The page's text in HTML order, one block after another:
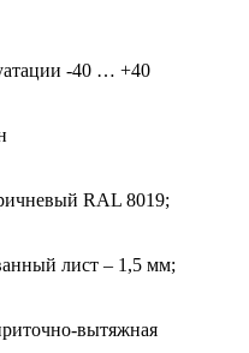
-40 … +40
RAL 8019;
лист – 1,5 мм;
вытяжная